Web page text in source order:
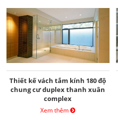
Thiết kế vách tắm kính 180 độ
chung cư duplex thanh xuân
complex
Xem thêm